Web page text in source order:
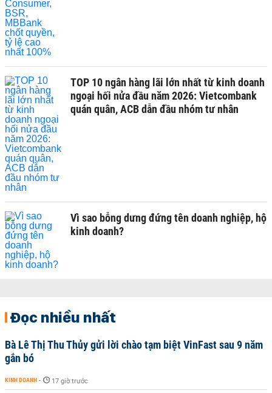
TOP 10 ngân hàng lãi lớn nhất từ kinh doanh
ngoại hối nửa đầu năm 2026: Vietcombank
quán quân, ACB dẫn đầu nhóm tư nhân
Vì sao bỗng dưng đứng tên doanh nghiệp, hộ
kinh doanh?
Đọc nhiều nhất
Bà Lê Thị Thu Thủy gửi lời chào tạm biệt VinFast sau 9 năm
gắn bó
KINH DOANH - 17 giờ trước